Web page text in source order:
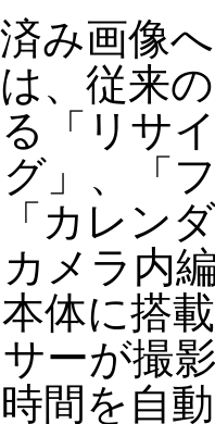
み画像
、従来
「リサ
」、「
カレン
メラ内
体に搭
ーが撮
間を自